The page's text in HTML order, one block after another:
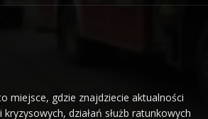
miejsce, gdzie znajdziecie aktualności
działań służb ratunkowych